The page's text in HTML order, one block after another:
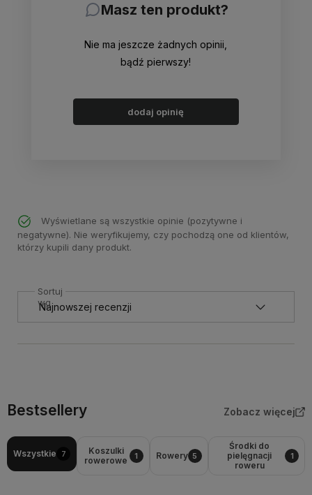
Masz ten produkt?
Nie ma jeszcze żadnych opinii,
bądź pierwszy!
dodaj opinię
Wyświetlane są wszystkie opinie (pozytywne i
negatywne). Nie weryfikujemy, czy pochodzą one od klientów,
którzy kupili dany produkt.
Sortuj
wg
Bestsellery Zobacz więcej
Wszystkie 7
Koszulki
rowerowe
1 Rowery 5
Środki do
pielęgnacji
roweru
1